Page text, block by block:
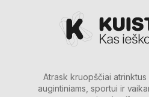
Atrask kruopščiai
augintiniams, sportui ir